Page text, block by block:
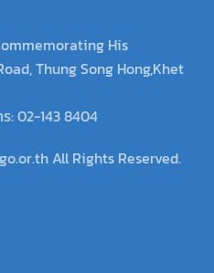
His
Thung Song Hong,Khet
ร: 02-143 8404
All Rights Reserved.